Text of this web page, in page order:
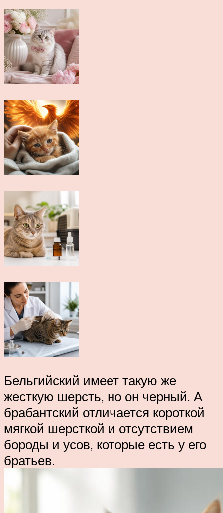
Бельгийский имеет такую же
жесткую шерсть, но он черный. А
брабантский отличается короткой
мягкой шерсткой и отсутствием
бороды и усов, которые есть у его
братьев.